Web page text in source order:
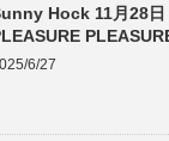
Hock 11月28日
6/27